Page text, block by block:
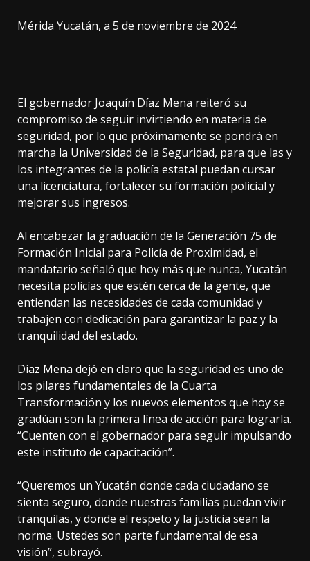
Mérida Yucatán, a 5 de noviembre de 2024
El gobernador Joaquín Díaz Mena reiteró su
compromiso de seguir invirtiendo en materia de
seguridad, por lo que próximamente se pondrá en
marcha la Universidad de la Seguridad, para que las y
los integrantes de la policía estatal puedan cursar
una licenciatura, fortalecer su formación policial y
mejorar sus ingresos.
Al encabezar la graduación de la Generación 75 de
Formación Inicial para Policía de Proximidad, el
mandatario señaló que hoy más que nunca, Yucatán
necesita policías que estén cerca de la gente, que
entiendan las necesidades de cada comunidad y
trabajen con dedicación para garantizar la paz y la
tranquilidad del estado.
Díaz Mena dejó en claro que la seguridad es uno de
los pilares fundamentales de la Cuarta
Transformación y los nuevos elementos que hoy se
gradúan son la primera línea de acción para lograrla.
“Cuenten con el gobernador para seguir impulsando
este instituto de capacitación”.
“Queremos un Yucatán donde cada ciudadano se
sienta seguro, donde nuestras familias puedan vivir
tranquilas, y donde el respeto y la justicia sean la
norma. Ustedes son parte fundamental de esa
visión”, subrayó.